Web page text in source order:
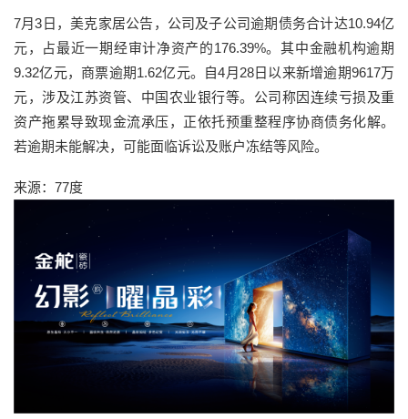
7月3日，美克家居公告，公司及子公司逾期债务合计达10.94亿
元，占最近一期经审计净资产的176.39%。其中金融机构逾期
9.32亿元，商票逾期1.62亿元。自4月28日以来新增逾期9617万
元，涉及江苏资管、中国农业银行等。公司称因连续亏损及重
资产拖累导致现金流承压，正依托预重整程序协商债务化解。
若逾期未能解决，可能面临诉讼及账户冻结等风险。
来源：77度